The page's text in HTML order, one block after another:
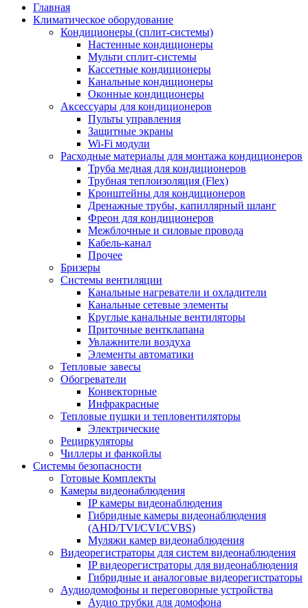
Главная
Климатическое оборудование
Кондиционеры (сплит-системы)
Настенные кондиционеры
Мульти сплит-системы
Кассетные кондиционеры
Канальные кондиционеры
Оконные кондиционеры
Аксессуары для кондиционеров
Пульты управления
Защитные экраны
Wi-Fi модули
Расходные материалы для монтажа кондиционеров
Труба медная для кондиционеров
Трубная теплоизоляция (Flex)
Кронштейны для кондиционеров
Дренажные трубы, капиллярный шланг
Фреон для кондиционеров
Межблочные и силовые провода
Кабель-канал
Прочее
Бризеры
Системы вентиляции
Канальные нагреватели и охладители
Канальные сетевые элементы
Круглые канальные вентиляторы
Приточные вентклапана
Увлажнители воздуха
Элементы автоматики
Тепловые завесы
Обогреватели
Конвекторные
Инфракрасные
Тепловые пушки и тепловентиляторы
Электрические
Рециркуляторы
Чиллеры и фанкойлы
Системы безопасности
Готовые Комплекты
Камеры видеонаблюдения
IP камеры видеонаблюдения
Гибридные камеры видеонаблюдения
(AHD/TVI/CVI/CVBS)
Муляжи камер видеонаблюдения
Видеорегистраторы для систем видеонаблюдения
IP видеорегистраторы для видеонаблюдения
Гибридные и аналоговые видеорегистраторы
Аудиодомофоны и переговорные устройства
Аудио трубки для домофона